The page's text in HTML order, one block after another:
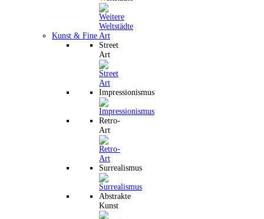
Kunst & Fine Art
Street
Art
Impressionismus
Retro-
Art
Surrealismus
Abstrakte
Kunst